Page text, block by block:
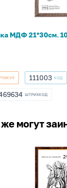
МДФ 21*30см.
111003
111003 КОД
ШТРИХКОД
могут